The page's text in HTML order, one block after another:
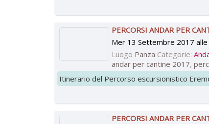
PERCORSI ANDAR PER
Mer 13 Settembre 2017
Luogo Panza Categorie:
andar per cantine 2017,
Itinerario del Percorso escursionistico
PERCORSI ANDAR PER